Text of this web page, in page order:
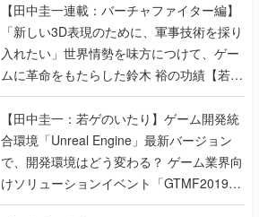
【田中圭一連載：バーチャファイター編】
「新しい3D表現のために、軍事技術を採り
入れたい」世界情勢を味方につけて、ゲー
ムに革命をもたらした鈴木 裕の功績【若ゲ
のいたり】
【田中圭一：若ゲのいたり】ゲーム開発統
合環境「Unreal Engine」最新バージョン
で、開発環境はどう変わる？ ゲーム業界向
けソリューションイベント「GTMF2019」
に行って、より理解を深めよう【PR】